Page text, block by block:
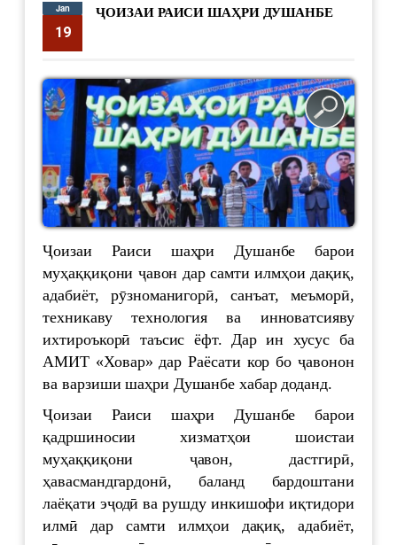
19
Jan ҶОИЗАИ РАИСИ ШАҲРИ ДУШАНБЕ
Ҷоизаи Раиси шаҳри Душанбе барои
муҳаққиқони ҷавон дар самти илмҳои дақиқ,
адабиёт, рӯзноманигорӣ, санъат, меъморӣ,
техникаву технология ва инноватсияву
ихтироъкорӣ таъсис ёфт. Дар ин хусус ба
АМИТ «Ховар» дар Раёсати кор бо ҷавонон
ва варзиши шаҳри Душанбе хабар доданд.
Ҷоизаи Раиси шаҳри Душанбе барои
қадршиносии хизматҳои шоистаи
муҳаққиқони ҷавон, дастгирӣ,
ҳавасмандгардонӣ, баланд бардоштани
лаёқати эҷодӣ ва рушду инкишофи иқтидори
илмӣ дар самти илмҳои дақиқ, адабиёт,